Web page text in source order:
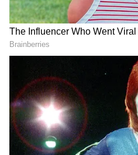
మేష రాశి ఫలాలు
ఆదాయానికి మించిన ఖర్చులు
అవాంతరాలు కలుగుతాయి.
వ్యవహారంలో మీ మాటతో
ఆలయాలు సందర్శిస్తారు.
వివాదాలు కలుగుతాయి.
ఉంటాయి.